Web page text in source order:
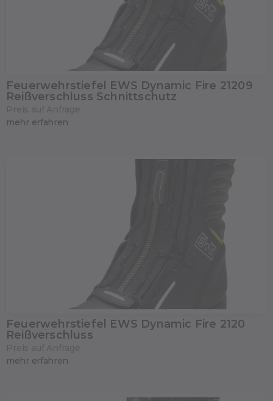
Feuerwehrstiefel EWS Dynamic Fire 21209
Reißverschluss Schnittschutz
mehr erfahren
Feuerwehrstiefel EWS Dynamic Fire 2120
Reißverschluss
mehr erfahren